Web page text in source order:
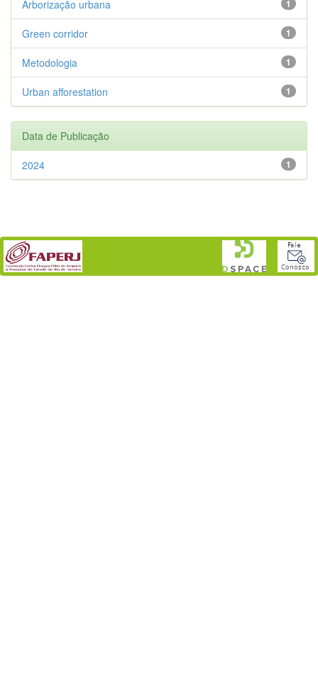
1
Arborização urbana
1
Green corridor
1
Metodologia
1
Urban afforestation
Data de Publicação
1
2024